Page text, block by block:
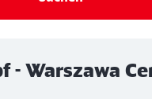
- Warszawa